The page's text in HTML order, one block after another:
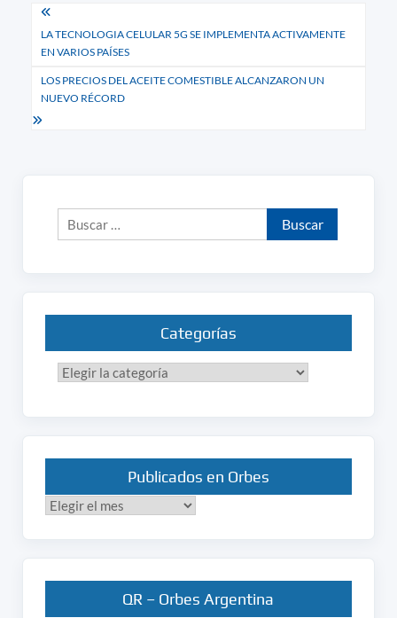
Navegación
de
entradas
LA TECNOLOGIA CELULAR 5G SE IMPLEMENTA ACTIVAMENTE
EN VARIOS PAÍSES
LOS PRECIOS DEL ACEITE COMESTIBLE ALCANZARON UN
NUEVO RÉCORD
Buscar:
Categorías
Categorías
Publicados en Orbes
Publicados
QR – Orbes Argentina